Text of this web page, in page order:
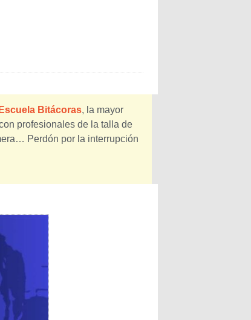
Escuela Bitácoras, la mayor
profesionales de la talla de
Perdón por la interrupción